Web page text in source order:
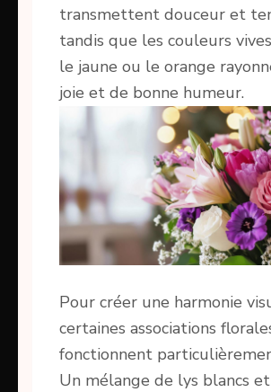
transmettent douceur et
tandis que les couleurs
le jaune ou le orange
joie et de bonne humeur.
Pour créer une harmonie
certaines associations
fonctionnent
Un mélange de lys blancs